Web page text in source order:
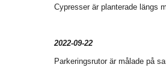
Cypresser är planterade längs
2022-09-22
Parkeringsrutor är målade på